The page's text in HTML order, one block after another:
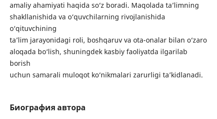
amaliy ahamiyati haqida so‘z boradi. Maqolada ta’limning
shakllanishida va o‘quvchilarning rivojlanishida
o‘qituvchining
ta’lim jarayonidagi roli, boshqaruv va ota-onalar bilan o‘zaro
aloqada bo‘lish, shuningdek kasbiy faoliyatda ilgarilab
borish
uchun samarali muloqot ko‘nikmalari zarurligi ta’kidlanadi.
Биография автора